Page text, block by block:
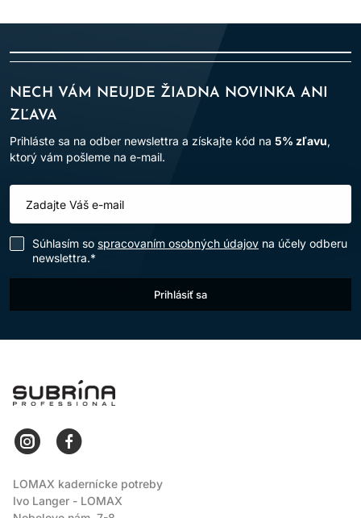
NECH VÁM NEUJDE ŽIADNA NOVINKA ANI
ZĽAVA
Prihláste sa na odber newslettra a získajte kód na 5% zľavu,
ktorý vám pošleme na e-mail.
Súhlasím so spracovaním osobných údajov na účely odberu
newslettra.*
Prihlásiť sa
LOMAX
LOMAX kadernícke potreby
Ivo Langer - LOMAX